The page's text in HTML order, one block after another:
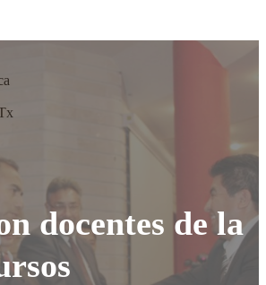
docentes de la